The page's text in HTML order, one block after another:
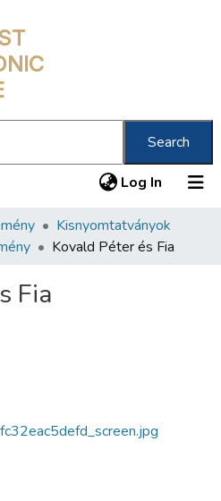
Search
Log In (current)
Kisnyomtatványok
Kovald Péter és Fia
Fia